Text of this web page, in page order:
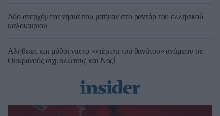
Δύο ανερχόμενα νησιά που μπήκαν στο ραντάρ του ελληνικού
καλοκαιριού
Αλήθειες και μύθοι για το «ντέρμπι του θανάτου» ανάμεσα σε
Ουκρανούς αιχμαλώτους και Ναζί